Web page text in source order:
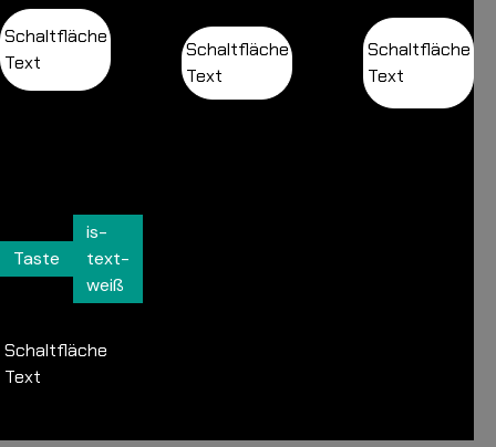
Schaltfläche
Text
Schaltfläche
Text
Schaltfläche
Text
Taste
is-
text-
weiß
Schaltfläche
Text